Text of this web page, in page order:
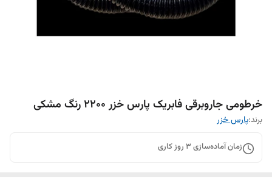
خرطومی جاروبرقی فابریک پارس خزر ۲۲۰۰ رنگ مشکی
برند:پارس خزر
زمان آماده‌سازی 3 روز کاری